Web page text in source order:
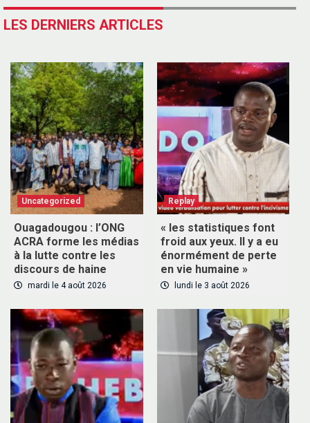
LES DERNIERS ARTICLES
Uncategorized
Ouagadougou : l’ONG
ACRA forme les médias
à la lutte contre les
discours de haine
mardi le 4 août 2026
Replay
« les statistiques font
froid aux yeux. Il y a eu
énormément de perte
en vie humaine »
lundi le 3 août 2026